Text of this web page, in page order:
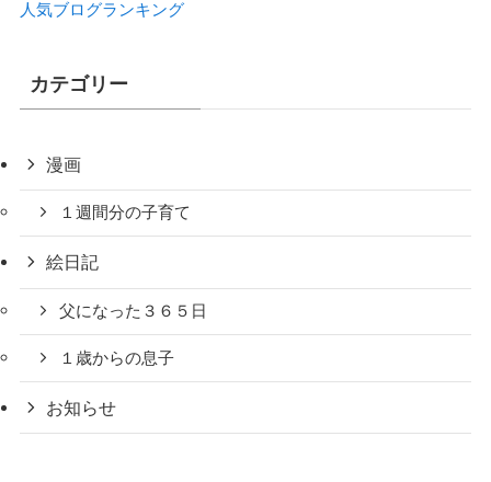
人気ブログランキング
カテゴリー
漫画
１週間分の子育て
絵日記
父になった３６５日
１歳からの息子
お知らせ